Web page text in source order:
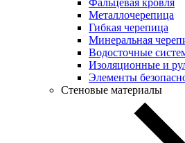
Металлочерепица
Гибкая черепица
Минеральная
Водосточные
Изоляционные и
Элементы
Стеновые материалы